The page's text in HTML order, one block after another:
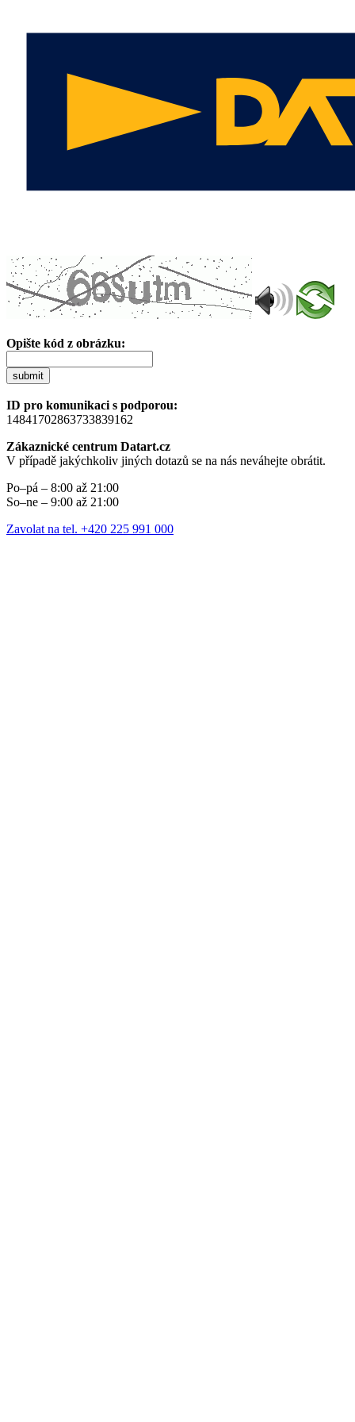
Opište kód z obrázku:
submit
ID pro komunikaci s podporou:
14841702863733839162
Zákaznické centrum Datart.cz
V případě jakýchkoliv jiných dotazů se na nás neváhejte obrátit.
Po–pá – 8:00 až 21:00
So–ne – 9:00 až 21:00
Zavolat na tel. +420 225 991 000